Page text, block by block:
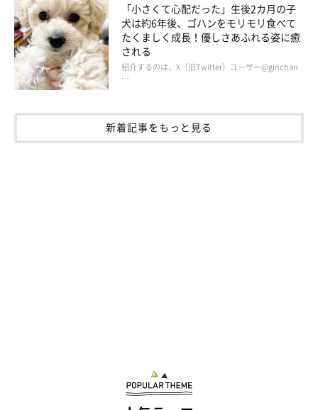
「小さくて心配だった」生後2カ月の子
犬は約6年後、ゴハンをモリモリ食べて
たくましく成長！優しさあふれる姿に癒
される
紹介するのは、X（旧Twitter）ユーザー@ginchan
…
新着記事をもっと見る